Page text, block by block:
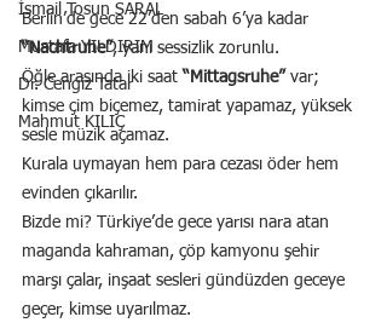
İsmail Tosun SARAL
Mustafa YILDIRIM
Dr. Cengiz Tatar
Mahmut KILIÇ
Berlin’de gece 22’den sabah 6’ya kadar
“Nachtruhe”, yani sessizlik zorunlu.
Öğle arasında iki saat “Mittagsruhe” var;
kimse çim biçemez, tamirat yapamaz, yüksek
sesle müzik açamaz.
Kurala uymayan hem para cezası öder hem
evinden çıkarılır.
Bizde mi? Türkiye’de gece yarısı nara atan
maganda kahraman, çöp kamyonu şehir
marşı çalar, inşaat sesleri gündüzden geceye
geçer, kimse uyarılmaz.